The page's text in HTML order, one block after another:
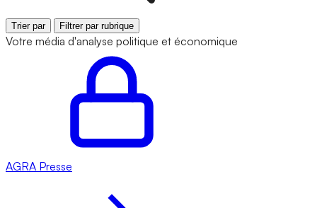
Trier par Filtrer par rubrique
Votre média d'analyse politique et économique
AGRA Presse